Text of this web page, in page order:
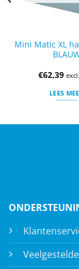
Mini Matic XL
€62,39
LEES